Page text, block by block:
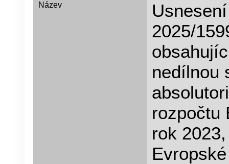
Název
2025/
nedílnou
rozpočtu
rok